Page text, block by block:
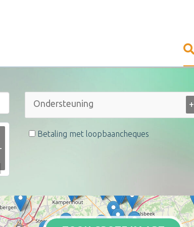
+
Betaling met loopbaancheques